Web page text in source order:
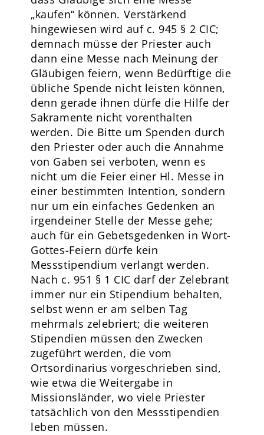
„kaufen“ können. Verstärkend
hingewiesen wird auf c. 945 § 2 CIC;
demnach müsse der Priester auch
dann eine Messe nach Meinung der
Gläubigen feiern, wenn Bedürftige die
übliche Spende nicht leisten können,
denn gerade ihnen dürfe die Hilfe der
Sakramente nicht vorenthalten
werden. Die Bitte um Spenden durch
den Priester oder auch die Annahme
von Gaben sei verboten, wenn es
nicht um die Feier einer Hl. Messe in
einer bestimmten Intention, sondern
nur um ein einfaches Gedenken an
irgendeiner Stelle der Messe gehe;
auch für ein Gebetsgedenken in Wort-
Gottes-Feiern dürfe kein
Messstipendium verlangt werden.
Nach c. 951 § 1 CIC darf der Zelebrant
immer nur ein Stipendium behalten,
selbst wenn er am selben Tag
mehrmals zelebriert; die weiteren
Stipendien müssen den Zwecken
zugeführt werden, die vom
Ortsordinarius vorgeschrieben sind,
wie etwa die Weitergabe in
Missionsländer, wo viele Priester
tatsächlich von den Messstipendien
leben müssen.